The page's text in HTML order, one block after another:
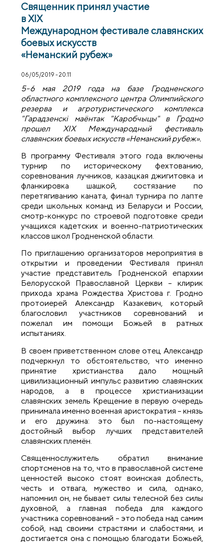
Священник принял участие
в XIX
Международном фестивале славянских
боевых искусств
«Неманский рубеж»
06/05/2019 - 20:11
5-6 мая 2019 года на базе Гродненского
областного комплексного центра Олимпийского
резерва и агротуристического комплекса
"Гарадзенскі маёнтак "Каробчыцы" в Гродно
прошел XIXМеждународный фестиваль
славянских боевых искусств «Неманский рубеж».
В программу Фестиваля этого года включены
турнир по историческому фехтованию,
соревнования лучников, казацкая джигитовка и
фланкировка шашкой, состязание по
перетягиванию каната, финал турнира по лапте
среди школьных команд из Беларуси и России,
смотр-конкурс по строевой подготовке среди
учащихся кадетских и военно-патриотических
классов школ Гродненской области.
По приглашению организаторов мероприятия в
открытии и проведении Фестиваля принял
участие представитель Гродненской епархии
Белорусской Православной Церкви – клирик
прихода храма Рождества Христова г. Гродно
протоиерей Александр Казакевич, который
благословил участников соревнований и
пожелал им помощи Божьей в ратных
испытаниях.
В своем приветственном слове отец Александр
подчеркнул то обстоятельство, что именно
принятие христианства дало мощный
цивилизационный импульс развитию славянских
народов, а в процессе христианизации
славянских земель Крещение в первую очередь
принимала именно военная аристократия – князь
и его дружина: это был по-настоящему
достойный выбор лучших представителей
славянских племён.
Священнослужитель обратил внимание
спортсменов на то, что в православной системе
ценностей высоко стоят воинская доблесть,
честь и отвага, мужество и сила, однако,
напомнил он, не бывает силы телесной без силы
духовной, а главная победа для каждого
участника соревнований – это победа над самим
собой, над своими страстями и слабостями, и
достигается она с помощью благодати Божьей,